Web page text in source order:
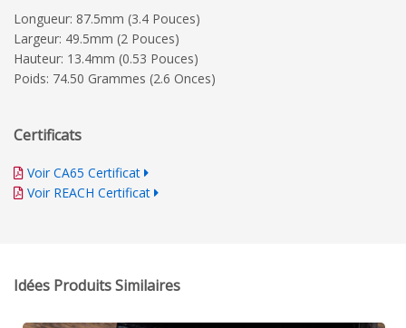
Longueur: 87.5mm (3.4 Pouces)
Largeur: 49.5mm (2 Pouces)
Hauteur: 13.4mm (0.53 Pouces)
Poids: 74.50 Grammes (2.6 Onces)
Certificats
Voir CA65 Certificat
Voir REACH Certificat
Idées Produits Similaires